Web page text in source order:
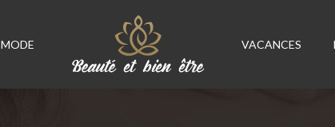
MODE VACANCES